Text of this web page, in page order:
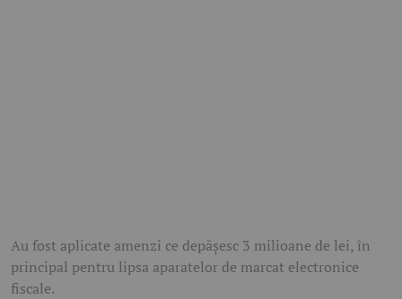
Au fost aplicate amenzi ce depășesc 3 milioane de lei, în
principal pentru lipsa aparatelor de marcat electronice
fiscale.